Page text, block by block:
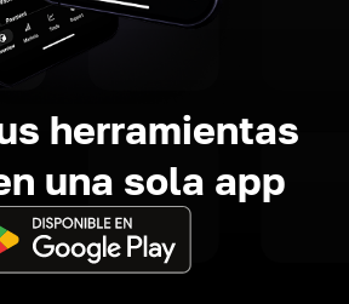
herramientas
una sola app